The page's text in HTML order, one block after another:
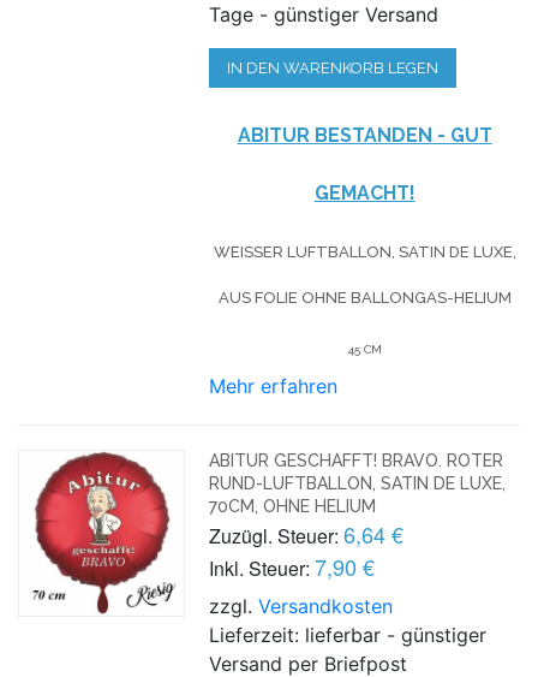
Tage - günstiger Versand
IN DEN WARENKORB LEGEN
ABITUR BESTANDEN - GUT
GEMACHT!
WEISSER LUFTBALLON, SATIN DE LUXE, A
US FOLIE OHNE BALLONGAS-HELIUM
45 CM
Mehr erfahren
ABITUR GESCHAFFT! BRAVO. ROTER
RUND-LUFTBALLON, SATIN DE LUXE,
70CM, OHNE HELIUM
Zuzügl. Steuer: 6,64 €
Inkl. Steuer: 7,90 €
zzgl.Versandkosten
Lieferzeit: lieferbar - günstiger
Versand per Briefpost